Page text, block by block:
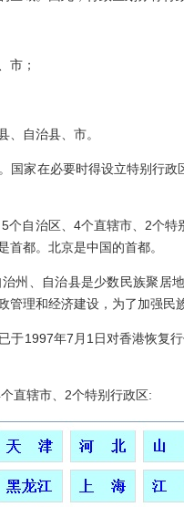
市；
自治县、市。
家在必要时得设立特别行政
自治区、4个直辖市、2个特
都。北京是中国的首都。
、自治县是少数民族聚居
理和经济建设，为了加强民
1997年7月1日对香港恢复
直辖市、2个特别行政区: